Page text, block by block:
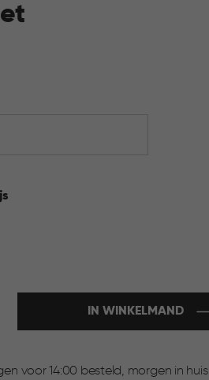
IN WINKELMAND
voor 14:00 besteld, morgen in huis